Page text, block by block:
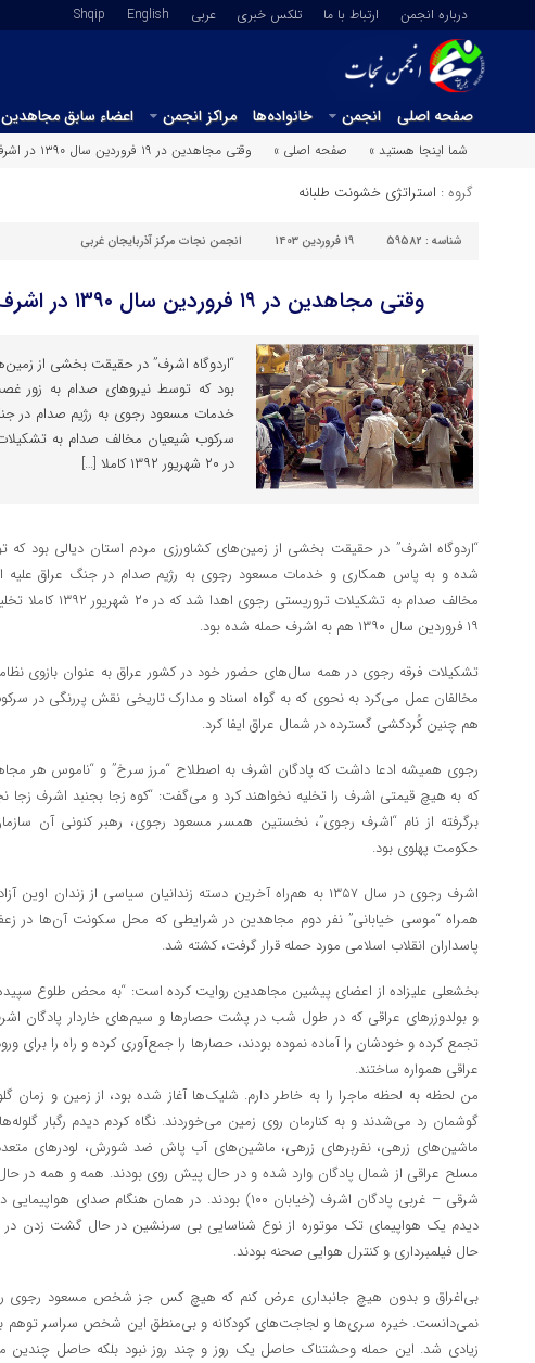
درباره انجمن ارتباط با ما تلکس خبری عربي English
Shqip
صفحه اصلی انجمن خانواده‌ها مراکز انجمن اعضاء سابق
شما اینجا هستید »
صفحه اصلی » وقتی مجاهدین در ۱۹ فروردین سال ۱۳۹۰ در اشرف زمین‌گیر شدند
گروه : استراتژی خشونت طلبانه
شناسه : 59582 19 فروردین 1403 انجمن نجات مرکز آذربایجان غربی
وقتی مجاهدین در ۱۹ فروردین سال ۱۳۹۰ در اشرف زمین‌گیر شدند
“اردوگاه اشرف” در حقیقت بخشی از
بود که توسط نیرو‌های صدام به زور
خدمات مسعود رجوی به رژیم صدام در
سرکوب شیعیان مخالف صدام به
در ۲۰ شهریور ۱۳۹۲ کاملا […]
“اردوگاه اشرف” در حقیقت بخشی از زمین‌های کشاورزی مردم استان دیالی بود
شده و به پاس همکاری و خدمات مسعود رجوی به رژیم صدام در جنگ عراق علیه
مخالف صدام به تشکیلات
۱۹ فروردین سال ۱۳۹۰ هم به اشرف حمله شده بود.
تشکیلات فرقه رجوی در همه سال‌های حضور خود در کشور عراق به عنوان بازوی
مخالفان عمل می‌کرد به نحوی که به گواه اسناد و مدارک تاریخی نقش پررنگی در
هم چنین کُردکشی گسترده در شمال عراق ایفا کرد.
رجوی همیشه ادعا داشت که پادگان اشرف به اصطلاح “مرز سرخ” و “ناموس هر
که به هیچ قیمتی اشرف را تخلیه نخواهند کرد و می‌گفت: “کوه زجا بجنبد اشرف زجا
برگرفته از نام “اشرف رجوی”، نخستین همسر مسعود رجوی، رهبر کنونی آن
حکومت پهلوی بود.
همراه “موسی خیابانی” نفر دوم مجاهدین در شرایطی که محل سکونت آن‌ها در
پاسداران انقلاب اسلامی مورد حمله قرار گرفت، کشته شد.
بخشعلی علیزاده از اعضای پیشین مجاهدین روایت کرده است: “به محض طلوع
و بولدوزر‌های عراقی که در طول شب در پشت حصار‌ها و سیم‌های خاردار پادگان
تجمع کرده و خودشان را آماده نموده بودند، حصار‌ها را جمع‌آوری کرده و راه را برای
عراقی همواره ساختند.
من لحظه به لحظه ماجرا را به خاطر دارم. شلیک‌ها آغاز شده بود، از زمین و زمان
گوشمان رد می‌شدند و به کنارمان روی زمین می‌خوردند. نگاه کردم دیدم رگبار
ماشین‌های زرهی، نفربر‌های زرهی، ماشین‌های آب پاش ضد شورش، لودر‌های
مسلح عراقی از شمال پادگان وارد شده و در حال پیش روی بودند. همه و همه در
شرقی – غربی پادگان اشرف (خیابان ۱۰۰) بودند. در همان هنگام
دیدم یک هواپیمای تک موتوره از نوع شناسایی بی سرنشین در حال گشت زدن در
حال فیلمبرداری و کنترل هوایی صحنه بودند.
بی‌اغراق و بدون هیچ جانبداری عرض کنم که هیچ کس جز شخص مسعود رجوی را
نمی‌دانست. خیره سری‌ها و لجاجت‌های کودکانه و بی‌منطق این شخص سراسر توهم
زیادی شد. این حمله وحشتناک حاصل یک روز و چند روز نبود بلکه حاصل چندین